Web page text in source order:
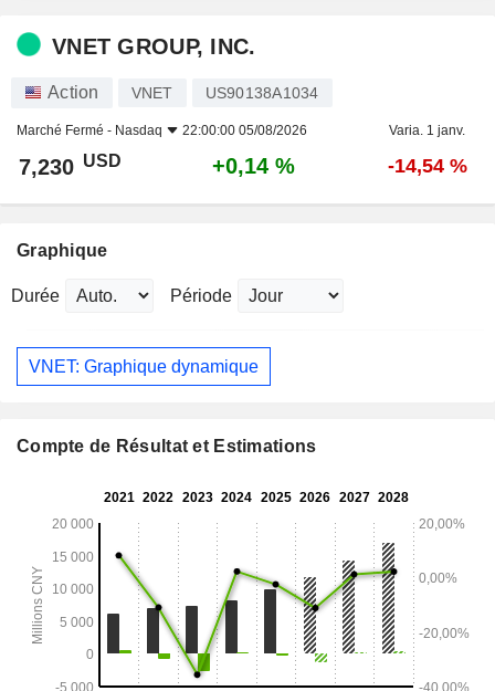
VNET GROUP, INC.
Action VNET US90138A1034
Marché Fermé - Nasdaq 22:00:00 05/08/2026 Varia. 1 janv.
7,230 USD +0,14 % -14,54 %
Graphique
Durée Période
VNET: Graphique dynamique
Compte de Résultat et Estimations